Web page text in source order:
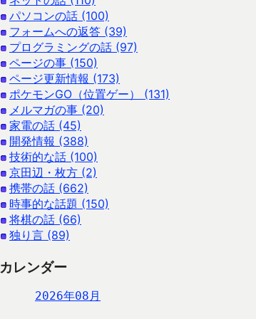
パソコンの話 (100)
フォームへの返答 (39)
プログラミングの話 (97)
ページの事 (150)
ページ更新情報 (173)
ポケモンGO（位置ゲー） (131)
メルマガの事 (20)
家電の話 (45)
開発情報 (388)
技術的な話 (100)
京田辺・枚方 (2)
携帯の話 (662)
時事的な話題 (150)
将棋の話 (66)
独り言 (89)
カレンダー
2026年08月